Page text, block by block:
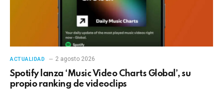
ACTUALIDAD 2 agosto 2026
Spotify lanza ‘Music Video Charts Global’, su
propio ranking de videoclips